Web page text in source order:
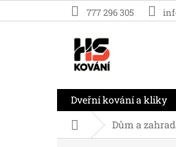
na
777 296 305
Dveřní kování a kliky
Domů Dům a